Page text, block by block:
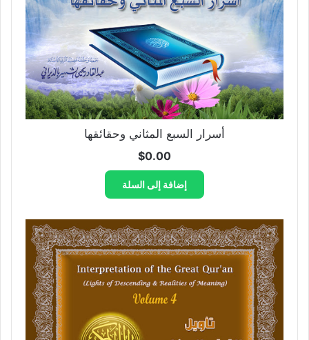
أسرار السبع المثاني وحقائقها
$0.00
إضافة إلى السلة